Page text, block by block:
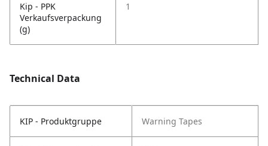
Kip - PPK
Verkaufsverpackung
(g)
1
Technical Data
KIP - Produktgruppe Warning Tapes